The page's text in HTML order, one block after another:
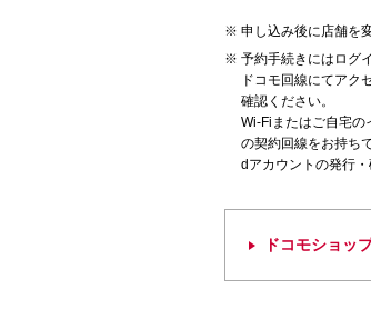
申し込み後に店舗を
予約手続きにはログ
ドコモ回線にてアク
確認ください。
Wi-Fiまたはご自宅の
の契約回線をお持ち
dアカウントの発行・
ドコモショッ